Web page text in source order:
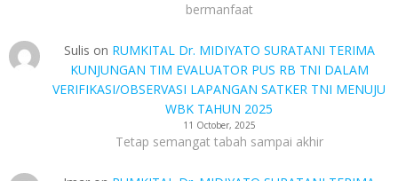
bermanfaat
Sulis on RUMKITAL Dr. MIDIYATO SURATANI TERIMA
KUNJUNGAN TIM EVALUATOR PUS RB TNI DALAM
VERIFIKASI/OBSERVASI LAPANGAN SATKER TNI MENUJU
WBK TAHUN 2025
11 October, 2025
Tetap semangat tabah sampai akhir